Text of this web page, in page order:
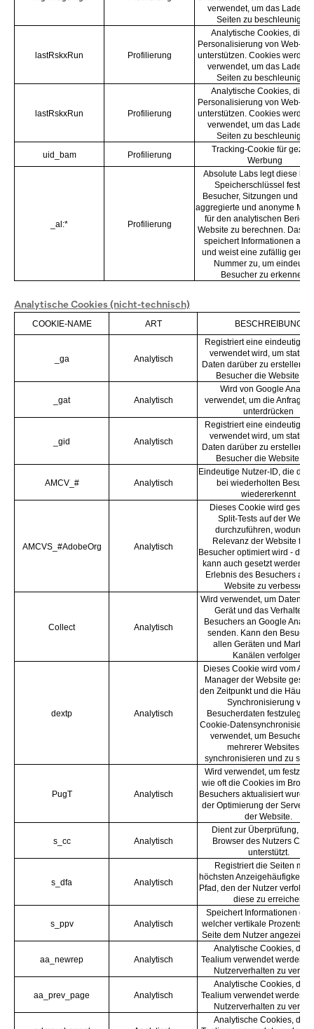
verwendet, um das Laden
Seiten zu beschleunigen.
lastRskxRun Profilierung
Analytische Cookies, die
Personalisierung von Web-
unterstützen. Cookies werden
verwendet, um das Laden
Seiten zu beschleunigen.
lastRskxRun Profilierung
Analytische Cookies, die
Personalisierung von Web-
unterstützen. Cookies werden
verwendet, um das Laden
Seiten zu beschleunigen.
uid_bam
Profilierung
Tracking-Cookie für
Werbung
_al:* Profilierung
Absolute Labs legt diese
Speicherschlüssel fest,
Besucher, Sitzungen und
aggregierte und anonyme
für den analytischen Bericht
Website zu berechnen. Das
speichert Informationen
und weist eine zufällig
Nummer zu, um
Besucher zu erkennen.
Analytische Cookies (nicht-technisch)
COOKIE-NAME ART BESCHREIBUNG
_ga Analytisch
Registriert eine eindeutige
verwendet wird, um
Daten darüber zu erstellen,
Besucher die Website
_gat Analytisch
Wird von Google
verwendet, um die
unterdrücken
_gid Analytisch
Registriert eine eindeutige
verwendet wird, um
Daten darüber zu erstellen,
Besucher die Website
AMCV_# Analytisch
Eindeutige Nutzer-ID, die den
bei wiederholten
wiedererkennt
AMCVS_#AdobeOrg Analytisch
Dieses Cookie wird
Split-Tests auf der
durchzuführen, wodurch
Relevanz der Website für
Besucher optimiert wird - das
kann auch gesetzt werden,
Erlebnis des Besuchers auf
Website zu verbessern.
Collect Analytisch
Wird verwendet, um Daten
Gerät und das Verhalten
Besuchers an Google
senden. Kann den
allen Geräten und
Kanälen verfolgen.
dextp Analytisch
Dieses Cookie wird vom
Manager der Website
den Zeitpunkt und die
Synchronisierung von
Besucherdaten festzulegen
Cookie-
verwendet, um
mehrerer Websites zu
synchronisieren und zu
PugT Analytisch
Wird verwendet, um
wie oft die Cookies im
Besuchers aktualisiert
der Optimierung der
der Website.
s_cc Analytisch
Dient zur Überprüfung, ob
Browser des Nutzers
unterstützt.
s_dfa Analytisch
Registriert die Seiten mit
höchsten Anzeigehäufigkeit
Pfad, den der Nutzer verfolgt
diese zu erreichen
s_ppv Analytisch
Speichert Informationen
welcher vertikale
Seite dem Nutzer angezeigt
aa_newrep Analytisch
Analytische Cookies, die
Tealium verwendet werden,
Nutzerverhalten zu
aa_prev_page Analytisch
Analytische Cookies, die
Tealium verwendet werden,
Nutzerverhalten zu
Analytische Cookies, die